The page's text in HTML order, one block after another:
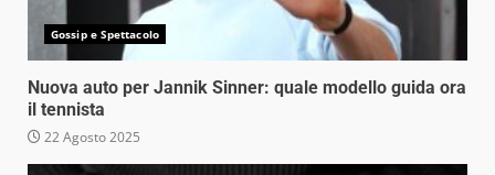
Gossip e Spettacolo
Nuova auto per Jannik Sinner: quale modello guida ora
il tennista
22 Agosto 2025